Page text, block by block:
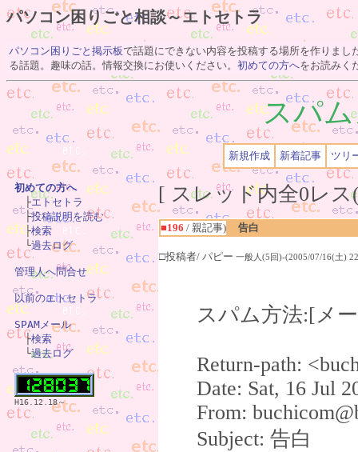
パソコン困りごと相談～エトセトラ
パソコン困りごと掲示板で話題にできない内容を投稿する場所を作りまし
る話題。趣味の話。情報交換にお使いください。 初めての方へをお読みく
スパ
新規作成 新着記事 ツリ
[ スレッド内全0レ
■196 / 親記事) 告白
□投稿者/ パピー 一般人(5回)-(2005/07/16(土)
スパム方法:[
Return-path:
Date: Sat, 16 Jul
From:
Subject: 告白
初めての方へ
├エトセトラ
├投稿説明を読む
├検索
└過去ログ
管理人へ問合せ
以前のエトセトラ
SPAMメール
├検索
└過去ログ
H16.12.18～